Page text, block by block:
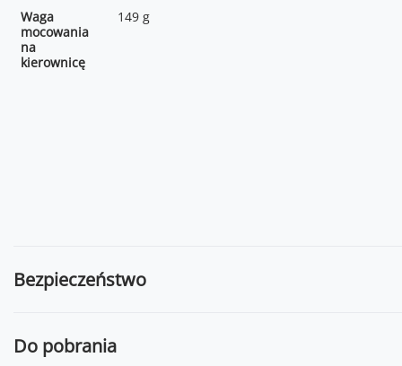
Waga
mocowania
na
kierownicę
149 g
Bezpieczeństwo
Do pobrania